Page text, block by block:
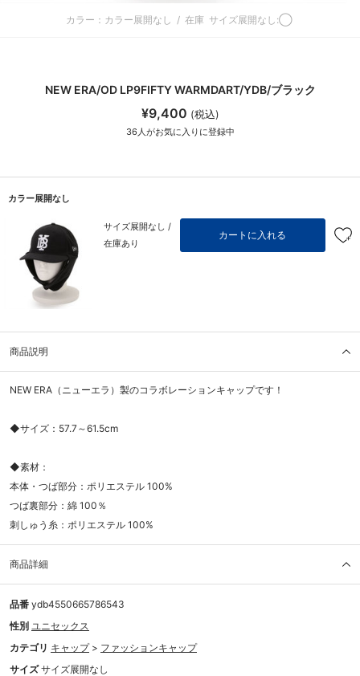
カラー：カラー展開なし / 在庫 サイズ展開なし:◯
NEW ERA/OD LP9FIFTY WARMDART/YDB/ブラック
¥9,400 (税込)
36 人がお気に入りに登録中
カラー展開なし
サイズ展開なし /
在庫あり
カートに入れる
商品説明
NEW ERA（ニューエラ）製のコラボレーションキャップです！
◆サイズ：57.7～61.5cm
◆素材：
本体・つば部分：ポリエステル 100%
つば裏部分：綿 100％
刺しゅう糸：ポリエステル 100%
商品詳細
品番 ydb4550665786543
性別 ユニセックス
カテゴリ キャップ> ファッションキャップ
サイズ サイズ展開なし